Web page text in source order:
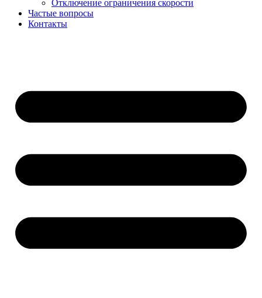
Отключение ограничения скорости
Частые вопросы
Контакты